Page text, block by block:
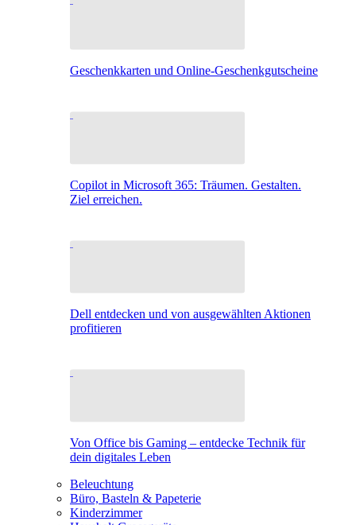
Geschenkkarten und Online-Geschenkgutscheine
Copilot in Microsoft 365: Träumen. Gestalten.
Ziel erreichen.
Dell entdecken und von ausgewählten Aktionen
profitieren
Von Office bis Gaming – entdecke Technik für
dein digitales Leben
Beleuchtung
Büro, Basteln & Papeterie
Kinderzimmer